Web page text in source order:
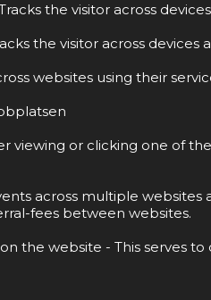
the visitor across
the visitor across devices
websites using their
or clicking one of
across multiple
fees between websites.
the website - This serves